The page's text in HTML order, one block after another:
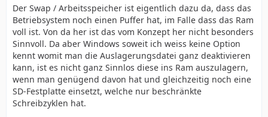
Der Swap / Arbeitsspeicher ist eigentlich dazu da, dass das
Betriebsystem noch einen Puffer hat, im Falle dass das Ram
voll ist. Von da her ist das vom Konzept her nicht besonders
Sinnvoll. Da aber Windows soweit ich weiss keine Option
kennt womit man die Auslagerungsdatei ganz deaktivieren
kann, ist es nicht ganz Sinnlos diese ins Ram auszulagern,
wenn man genügend davon hat und gleichzeitig noch eine
SD-Festplatte einsetzt, welche nur beschränkte
Schreibzyklen hat.